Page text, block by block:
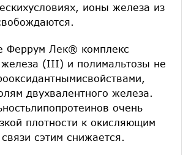
ионы железа из
Феррум Лек® комплекс
железа (III) и полимальтозы не
двухвалентного железа.
очень
плотности к окисляющим
сэтим снижается.